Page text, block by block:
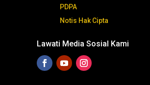
PDPA
Notis Hak Cipta
Lawati Media Sosial Kami